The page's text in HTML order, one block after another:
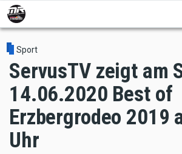
Skip
to
main
content
Sport
ServusTV zeigt am
14.06.2020 Best of
Erzbergrodeo 2019
Uhr